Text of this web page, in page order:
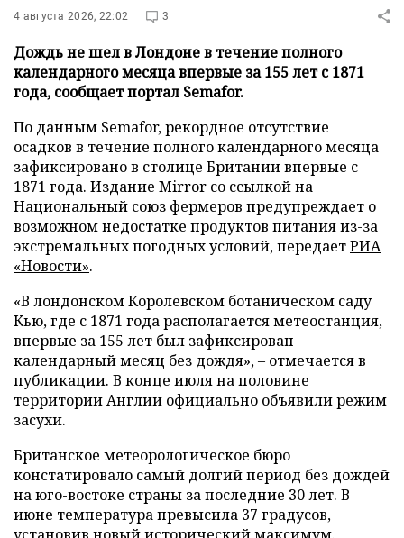
4 августа 2026, 22:02 3
Дождь не шел в Лондоне в течение полного
календарного месяца впервые за 155 лет с 1871
года, сообщает портал Semafor.
По данным Semafor, рекордное отсутствие
осадков в течение полного календарного месяца
зафиксировано в столице Британии впервые с
1871 года. Издание Mirror со ссылкой на
Национальный союз фермеров предупреждает о
возможном недостатке продуктов питания из-за
экстремальных погодных условий, передаетРИА
«Новости».
«В лондонском Королевском ботаническом саду
Кью, где с 1871 года располагается метеостанция,
впервые за 155 лет был зафиксирован
календарный месяц без дождя», – отмечается в
публикации. В конце июля на половине
территории Англии официально объявили режим
засухи.
Британское метеорологическое бюро
констатировало самый долгий период без дождей
на юго-востоке страны за последние 30 лет. В
июне температура превысила 37 градусов,